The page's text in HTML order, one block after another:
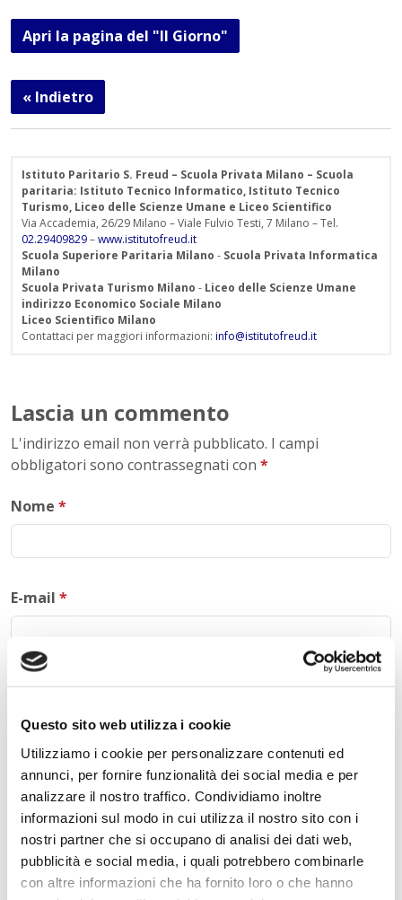
Questo sito web utilizza i cookie
Utilizziamo i cookie per personalizzare contenuti ed
annunci, per fornire funzionalità dei social media e per
analizzare il nostro traffico. Condividiamo inoltre
informazioni sul modo in cui utilizza il nostro sito con i
nostri partner che si occupano di analisi dei dati web,
pubblicità e social media, i quali potrebbero combinarle
con altre informazioni che ha fornito loro o che hanno
Apri la pagina del "Il Giorno"
« Indietro
Istituto Paritario S. Freud – Scuola Privata Milano – Scuola
paritaria: Istituto Tecnico Informatico, Istituto Tecnico
Turismo, Liceo delle Scienze Umane e Liceo Scientifico
Via Accademia, 26/29 Milano – Viale Fulvio Testi, 7 Milano – Tel.
02.29409829–www.istitutofreud.it
Scuola Superiore Paritaria Milano - Scuola Privata Informatica
Milano
Scuola Privata Turismo Milano - Liceo delle Scienze Umane
indirizzo Economico Sociale Milano
Liceo Scientifico Milano
Contattaci per maggiori informazioni: info@istitutofreud.it
Lascia un commento
L'indirizzo email non verrà pubblicato. I campi
obbligatori sono contrassegnati con *
Nome *
E-mail *
Commento*
Acconsento al trattamento deidati personali